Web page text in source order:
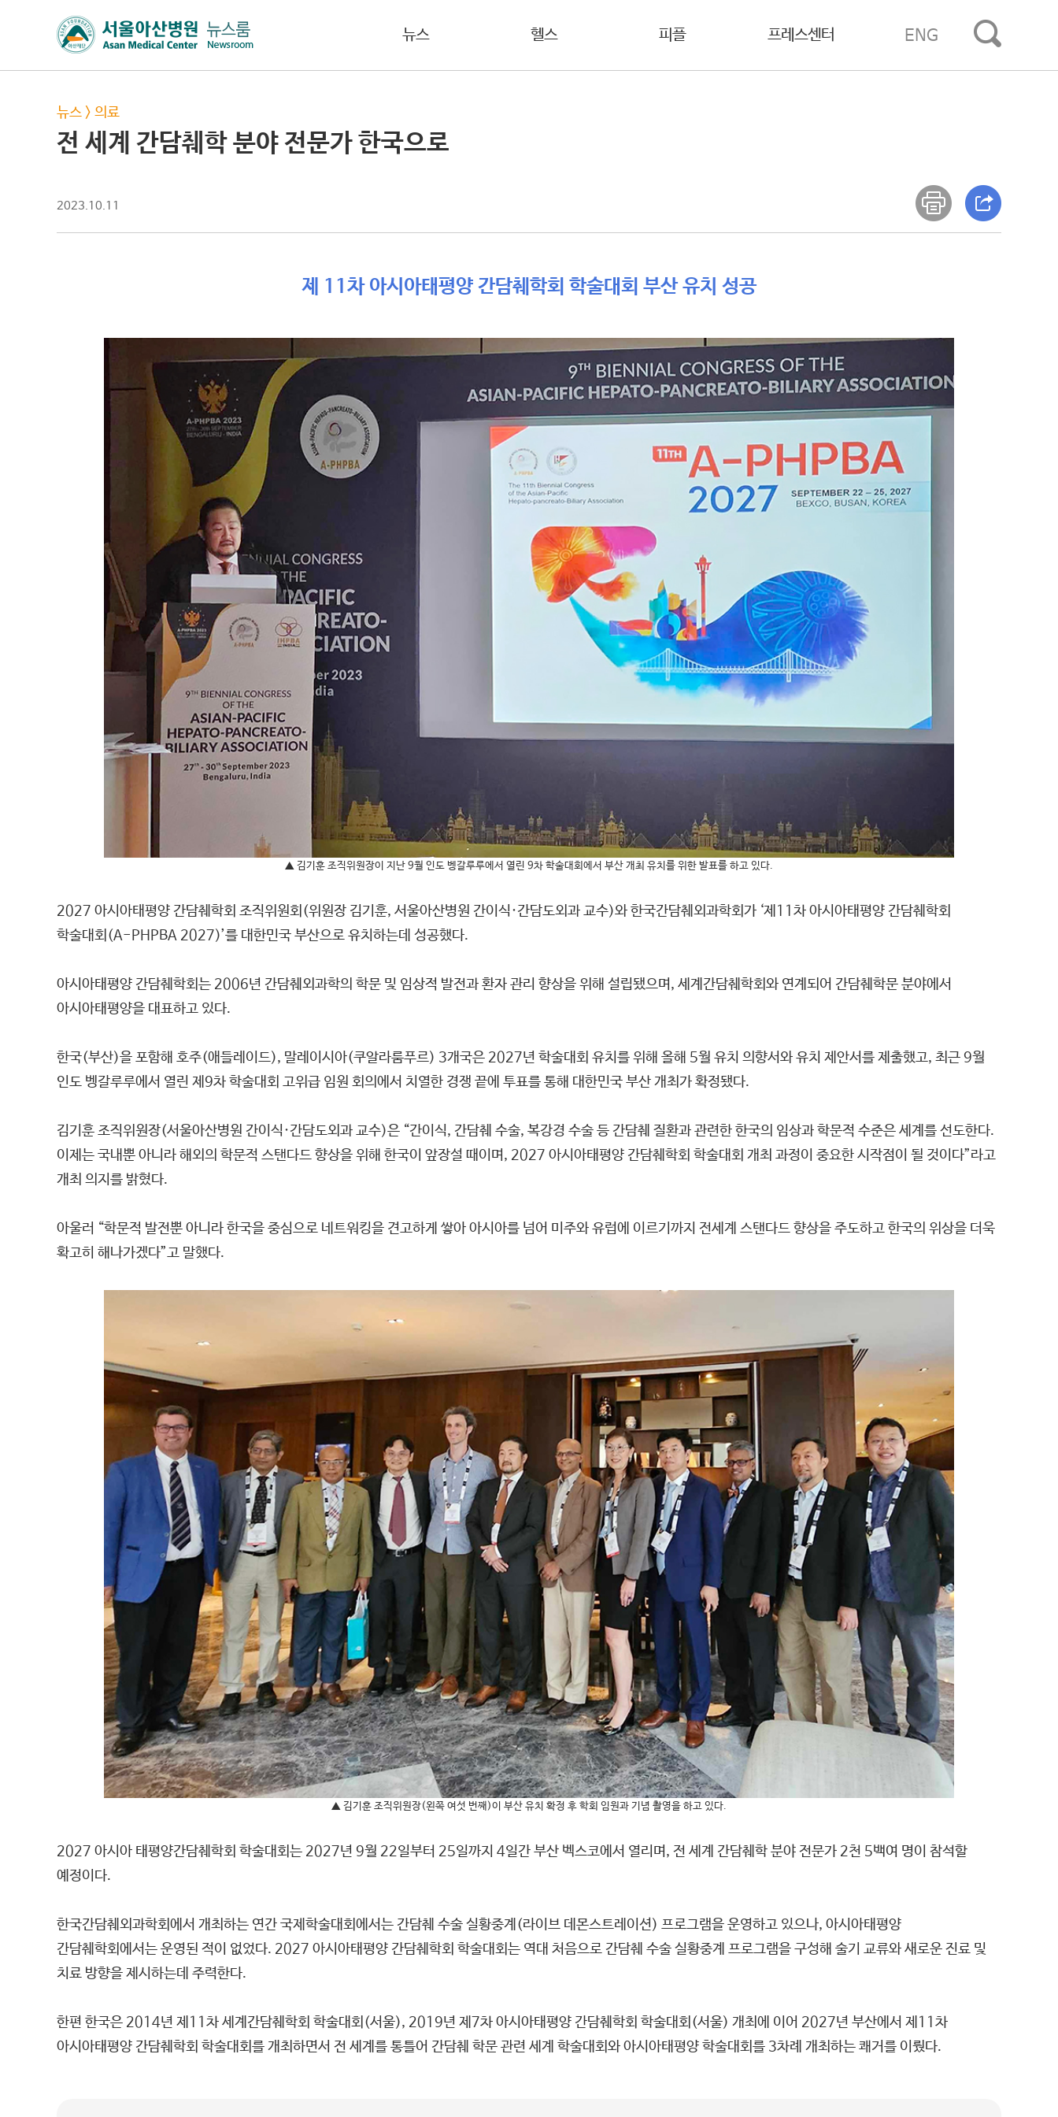
뉴스 헬스 피플 프레스센터 ENG
뉴스 > 의료
전 세계 간담췌학 분야 전문가 한국으로
2023.10.11
제 11차 아시아태평양 간담췌학회 학술대회 부산 유치 성공
▲ 김기훈 조직위원장이 지난 9월 인도 벵갈루루에서 열린 9차 학술대회에서 부산 개최 유치를 위한 발표를 하고 있다.
2027 아시아태평양 간담췌학회 조직위원회(위원장 김기훈, 서울아산병원 간이식·간담도외과 교수)와 한국간담췌외과학회가 ‘제11차 아시아태평양 간담췌학회
학술대회(A-PHPBA 2027)’를 대한민국 부산으로 유치하는데 성공했다.
아시아태평양 간담췌학회는 2006년 간담췌외과학의 학문 및 임상적 발전과 환자 관리 향상을 위해 설립됐으며, 세계간담췌학회와 연계되어 간담췌학문 분야에서
아시아태평양을 대표하고 있다.
한국(부산)을 포함해 호주(애들레이드), 말레이시아(쿠알라룸푸르) 3개국은 2027년 학술대회 유치를 위해 올해 5월 유치 의향서와 유치 제안서를 제출했고, 최근 9월
인도 벵갈루루에서 열린 제9차 학술대회 고위급 임원 회의에서 치열한 경쟁 끝에 투표를 통해 대한민국 부산 개최가 확정됐다.
김기훈 조직위원장(서울아산병원 간이식·간담도외과 교수)은 “간이식, 간담췌 수술, 복강경 수술 등 간담췌 질환과 관련한 한국의 임상과 학문적 수준은 세계를 선도한다.
이제는 국내뿐 아니라 해외의 학문적 스탠다드 향상을 위해 한국이 앞장설 때이며, 2027 아시아태평양 간담췌학회 학술대회 개최 과정이 중요한 시작점이 될 것이다”라고
개최 의지를 밝혔다.
아울러 “학문적 발전뿐 아니라 한국을 중심으로 네트워킹을 견고하게 쌓아 아시아를 넘어 미주와 유럽에 이르기까지 전세계 스탠다드 향상을 주도하고 한국의 위상을 더욱
확고히 해나가겠다”고 말했다.
▲ 김기훈 조직위원장(왼쪽 여섯 번째)이 부산 유치 확정 후 학회 임원과 기념 촬영을 하고 있다.
2027 아시아 태평양간담췌학회 학술대회는 2027년 9월 22일부터 25일까지 4일간 부산 벡스코에서 열리며, 전 세계 간담췌학 분야 전문가 2천 5백여 명이 참석할
예정이다.
한국간담췌외과학회에서 개최하는 연간 국제학술대회에서는 간담췌 수술 실황중계(라이브 데몬스트레이션) 프로그램을 운영하고 있으나, 아시아태평양
간담췌학회에서는 운영된 적이 없었다. 2027 아시아태평양 간담췌학회 학술대회는 역대 처음으로 간담췌 수술 실황중계 프로그램을 구성해 술기 교류와 새로운 진료 및
치료 방향을 제시하는데 주력한다.
한편 한국은 2014년 제11차 세계간담췌학회 학술대회(서울), 2019년 제7차 아시아태평양 간담췌학회 학술대회(서울) 개최에 이어 2027년 부산에서 제11차
아시아태평양 간담췌학회 학술대회를 개최하면서 전 세계를 통틀어 간담췌 학문 관련 세계 학술대회와 아시아태평양 학술대회를 3차례 개최하는 쾌거를 이뤘다.